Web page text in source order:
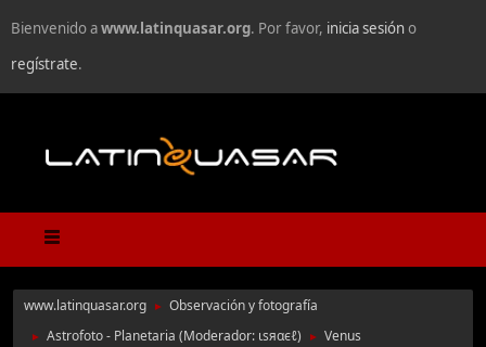
Bienvenido awww.latinquasar.org. Por favor, inicia sesióno
regístrate.
www.latinquasar.org ► Observación y fotografía
► Astrofoto - Planetaria (Moderador: ιѕяαєℓ) ► Venus